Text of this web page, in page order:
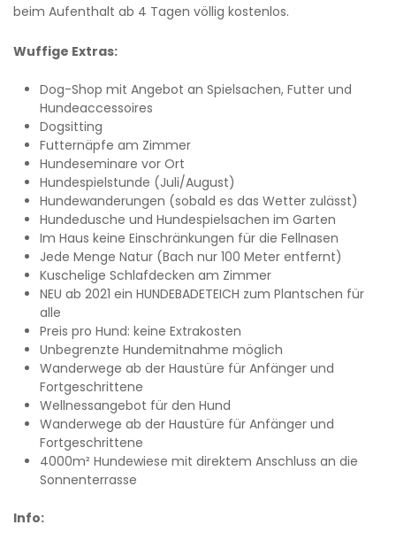
beim Aufenthalt ab 4 Tagen völlig kostenlos.
Wuffige Extras:
Dog-Shop mit Angebot an Spielsachen, Futter und
Hundeaccessoires
Dogsitting
Futternäpfe am Zimmer
Hundeseminare vor Ort
Hundespielstunde (Juli/August)
Hundewanderungen (sobald es das Wetter zulässt)
Hundedusche und Hundespielsachen im Garten
Im Haus keine Einschränkungen für die Fellnasen
Jede Menge Natur (Bach nur 100 Meter entfernt)
Kuschelige Schlafdecken am Zimmer
NEU ab 2021 ein HUNDEBADETEICH zum Plantschen für
alle
Preis pro Hund: keine Extrakosten
Unbegrenzte Hundemitnahme möglich
Wanderwege ab der Haustüre für Anfänger und
Fortgeschrittene
Wellnessangebot für den Hund
Wanderwege ab der Haustüre für Anfänger und
Fortgeschrittene
4000m² Hundewiese mit direktem Anschluss an die
Sonnenterrasse
Info: